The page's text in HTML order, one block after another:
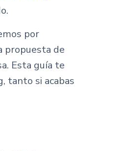
por
propuesta de
Esta guía te
tanto si acabas